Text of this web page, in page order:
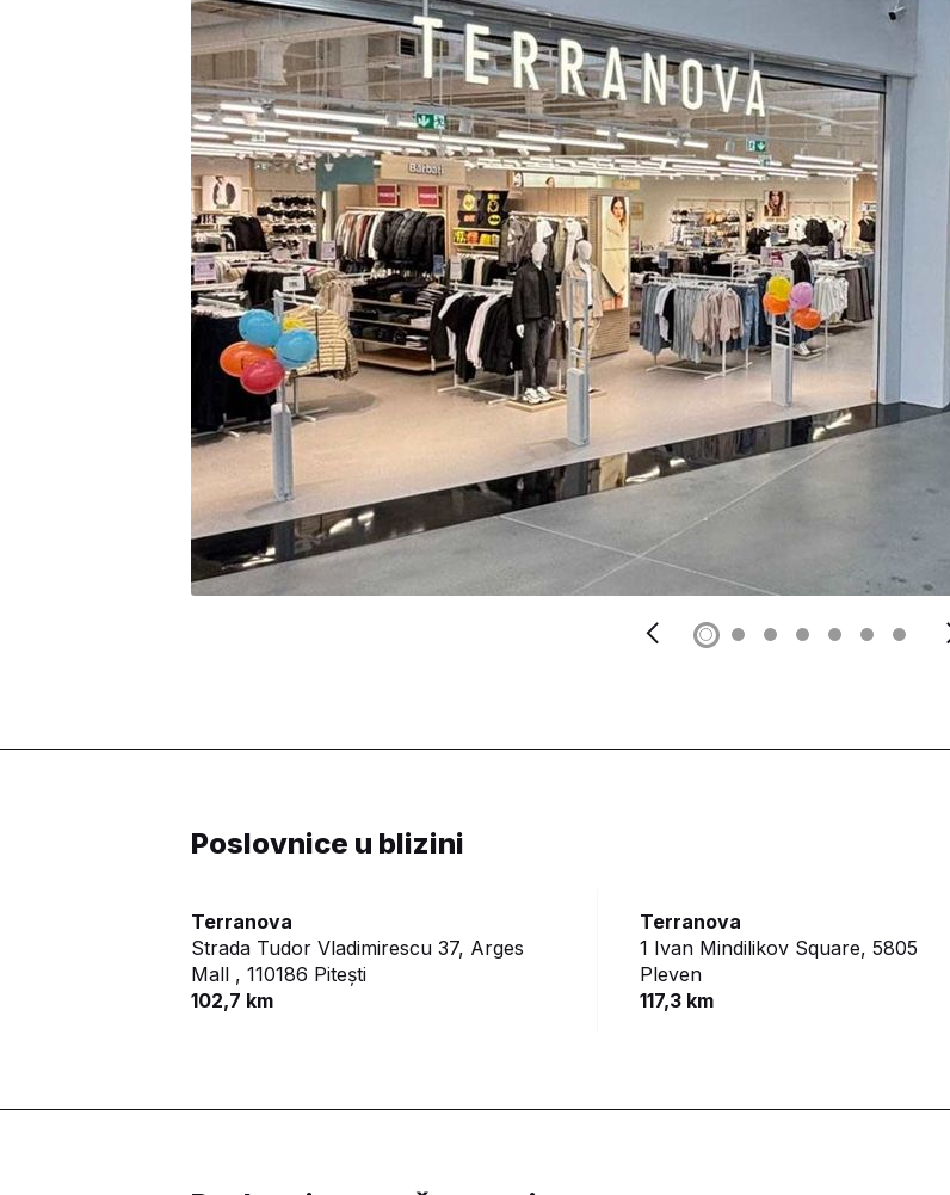
Poslovnice u blizini
Terranova
Strada Tudor Vladimirescu 37, Arges
Mall , 110186 Pitești
102,7 km
Terranova
1 Ivan Mindilikov Square, 5805
Pleven
117,3 km